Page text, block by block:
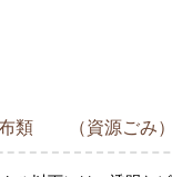
布類 （資源ごみ）